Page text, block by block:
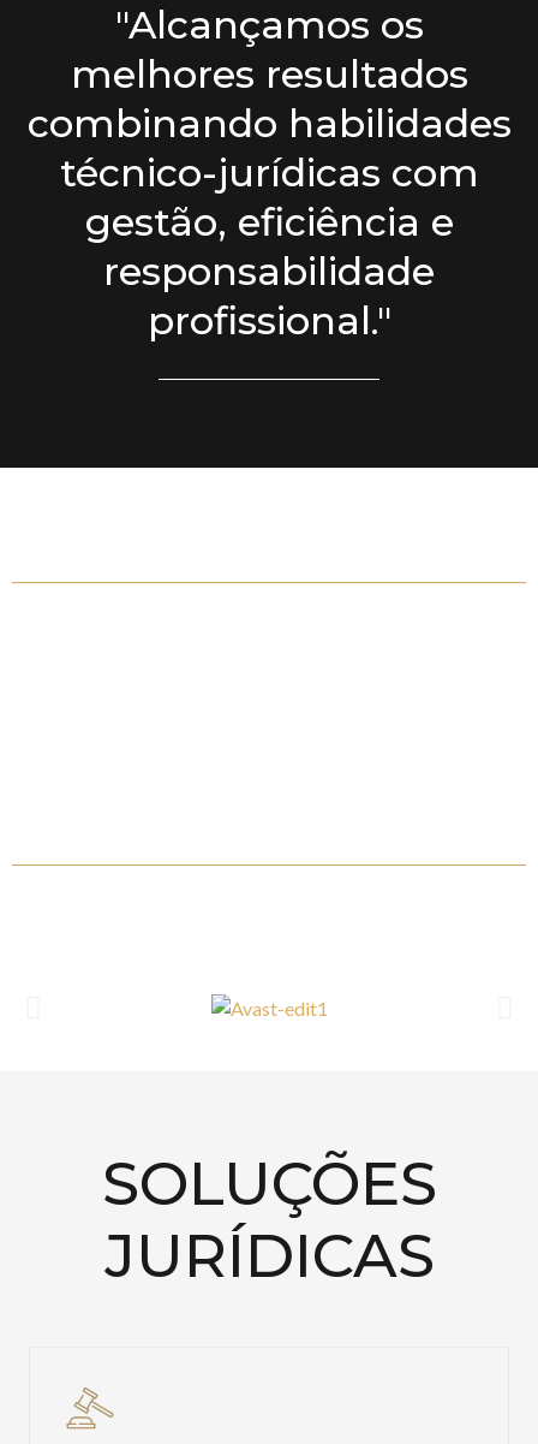
"Alcançamos os
melhores resultados
combinando habilidades
técnico-jurídicas com
gestão, eficiência e
responsabilidade
profissional."
SOLUÇÕES
JURÍDICAS